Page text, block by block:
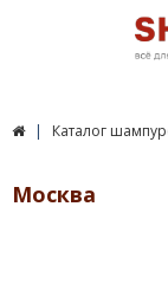
Каталог
Москва